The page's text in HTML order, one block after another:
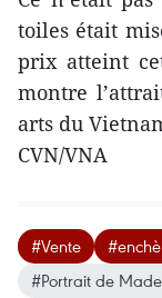
toiles était
prix atteint
montre
arts du
CVN/VNA
#Vente
#Portrait de